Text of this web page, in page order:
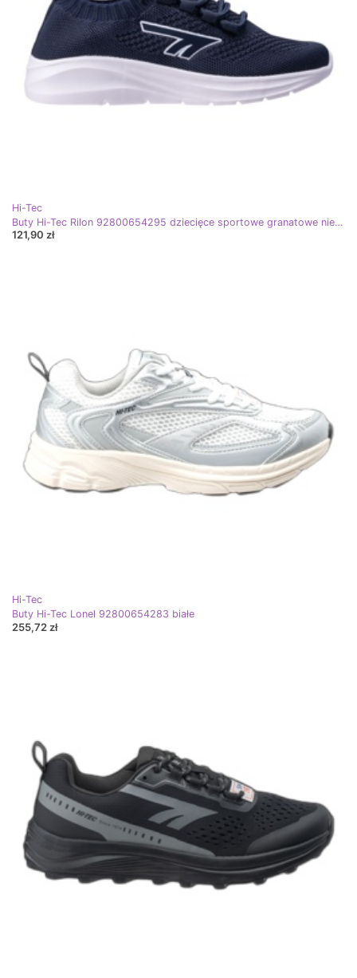
Hi-Tec
Buty Hi-Tec Rilon 92800654295 dziecięce sportowe granatowe niebieskie
121,90 zł
Hi-Tec
Buty Hi-Tec Lonel 92800654283 białe
255,72 zł